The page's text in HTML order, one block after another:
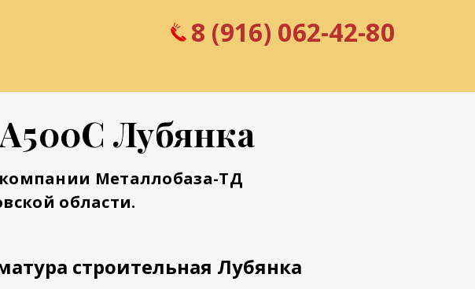
8 (916) 062-42-80
Лубянка
Металлобаза-ТД
области.
строительная Лубянка